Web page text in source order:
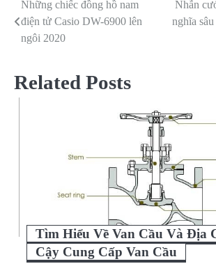
Điều
hướng
viết
Những chiếc đồng hồ nam
điện tử Casio DW-6900 lên
ngôi 2020
Nhẫn
nghĩa
Related Posts
Tìm Hiểu Về Van Cầu Và Địa
Cậy Cung Cấp Van Cầu